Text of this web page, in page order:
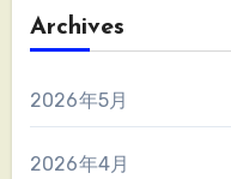
Archives
2026年5月
2026年4月